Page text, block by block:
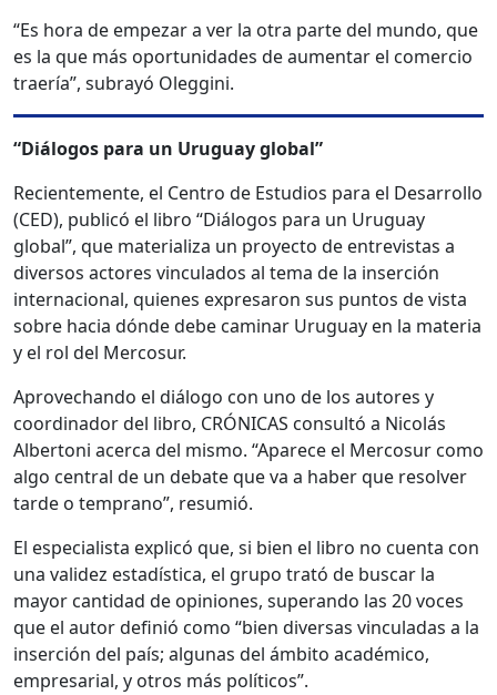
“Es hora de empezar a ver la otra parte del mundo, que
es la que más oportunidades de aumentar el comercio
traería”, subrayó Oleggini.
“Diálogos para un Uruguay global”
Recientemente, el Centro de Estudios para el Desarrollo
(CED), publicó el libro “Diálogos para un Uruguay
global”, que materializa un proyecto de entrevistas a
diversos actores vinculados al tema de la inserción
internacional, quienes expresaron sus puntos de vista
sobre hacia dónde debe caminar Uruguay en la materia
y el rol del Mercosur.
Aprovechando el diálogo con uno de los autores y
coordinador del libro, CRÓNICAS consultó a Nicolás
Albertoni acerca del mismo. “Aparece el Mercosur como
algo central de un debate que va a haber que resolver
tarde o temprano”, resumió.
El especialista explicó que, si bien el libro no cuenta con
una validez estadística, el grupo trató de buscar la
mayor cantidad de opiniones, superando las 20 voces
que el autor definió como “bien diversas vinculadas a la
inserción del país; algunas del ámbito académico,
empresarial, y otros más políticos”.